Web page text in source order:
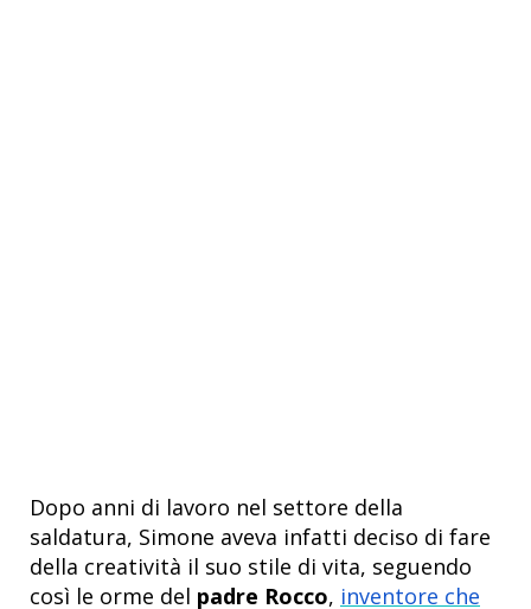
Dopo anni di lavoro nel settore della
saldatura, Simone aveva infatti deciso di fare
della creatività il suo stile di vita, seguendo
così le orme del padre Rocco, inventore che